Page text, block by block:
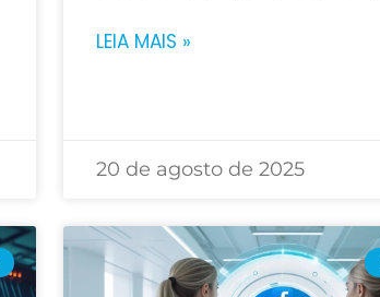
LEIA MAIS »
20 de agosto de 2025